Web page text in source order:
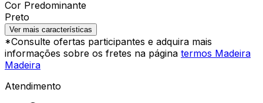
Cor Predominante
Preto
Ver mais características
*Consulte ofertas participantes e adquira mais
informações sobre os fretes na página termos Madeira
Madeira
Atendimento